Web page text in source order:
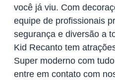
você já viu. Com
equipe de profissionais
segurança e diversão a
Kid Recanto tem
Super moderno com
entre em contato com